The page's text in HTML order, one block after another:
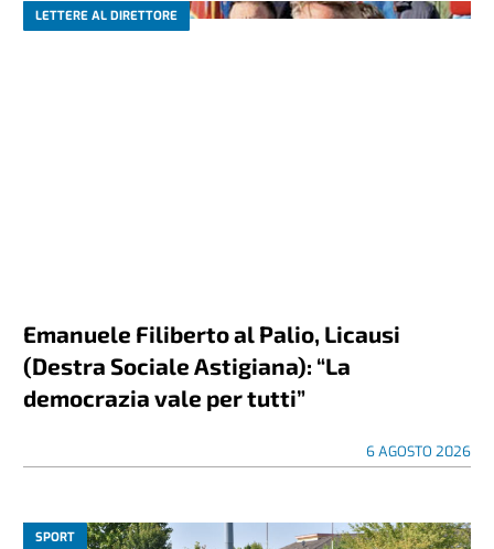
LETTERE AL DIRETTORE
Emanuele Filiberto al Palio, Licausi
(Destra Sociale Astigiana): “La
democrazia vale per tutti”
6 AGOSTO 2026
SPORT